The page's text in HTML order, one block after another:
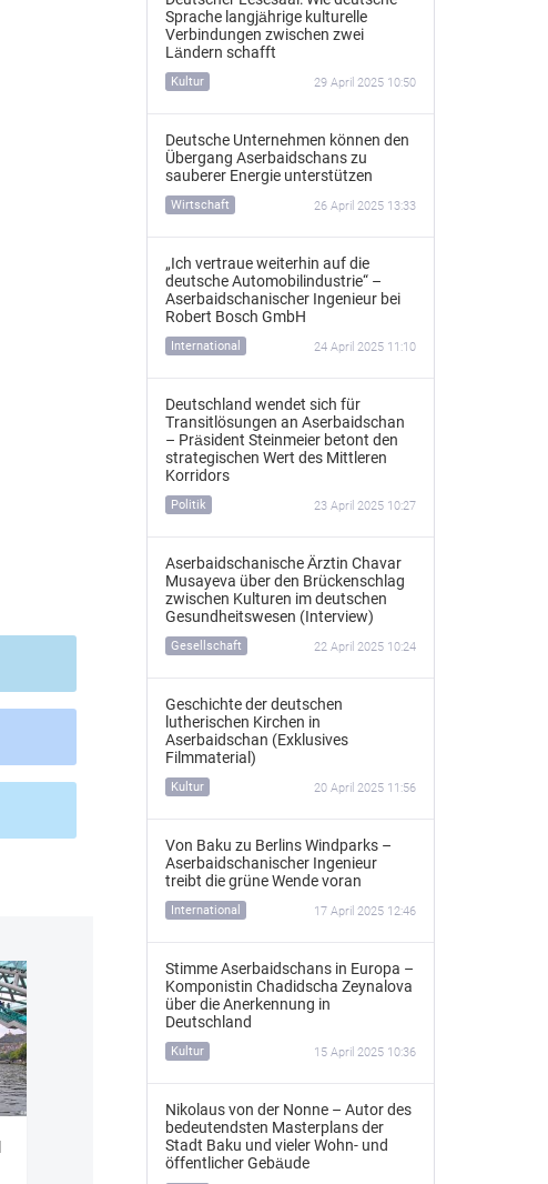
Sprache langjährige kulturelle
Verbindungen zwischen zwei
Ländern schafft
Kultur 29 April 2025 10:50
Deutsche Unternehmen können den
Übergang Aserbaidschans zu
sauberer Energie unterstützen
Wirtschaft 26 April 2025 13:33
„Ich vertraue weiterhin auf die
deutsche Automobilindustrie“ –
Aserbaidschanischer Ingenieur bei
Robert Bosch GmbH
International 24 April 2025 11:10
Deutschland wendet sich für
Transitlösungen an Aserbaidschan
– Präsident Steinmeier betont den
strategischen Wert des Mittleren
Korridors
Politik 23 April 2025 10:27
Aserbaidschanische Ärztin Chavar
Musayeva über den Brückenschlag
zwischen Kulturen im deutschen
Gesundheitswesen (Interview)
Gesellschaft 22 April 2025 10:24
Geschichte der deutschen
lutherischen Kirchen in
Aserbaidschan (Exklusives
Filmmaterial)
Kultur 20 April 2025 11:56
Von Baku zu Berlins Windparks –
Aserbaidschanischer Ingenieur
treibt die grüne Wende voran
International 17 April 2025 12:46
Stimme Aserbaidschans in Europa –
Komponistin Chadidscha Zeynalova
über die Anerkennung in
Deutschland
Kultur 15 April 2025 10:36
Nikolaus von der Nonne – Autor des
bedeutendsten Masterplans der
Stadt Baku und vieler Wohn- und
öffentlicher Gebäude